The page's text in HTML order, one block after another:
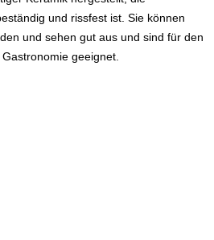
und rissfest ist. Sie können
und sehen gut aus und sind für den
geeignet.